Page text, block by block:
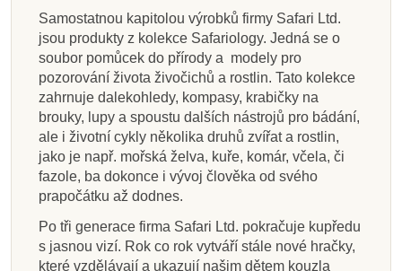
Samostatnou kapitolou výrobků firmy Safari Ltd.
jsou produkty z kolekce Safariology. Jedná se o
soubor pomůcek do přírody a modely pro
pozorování života živočichů a rostlin. Tato kolekce
zahrnuje dalekohledy, kompasy, krabičky na
brouky, lupy a spoustu dalších nástrojů pro bádání,
ale i životní cykly několika druhů zvířat a rostlin,
jako je např. mořská želva, kuře, komár, včela, či
fazole, ba dokonce i vývoj člověka od svého
prapočátku až dodnes.
Po tři generace firma Safari Ltd. pokračuje kupředu
s jasnou vizí. Rok co rok vytváří stále nové hračky,
které vzdělávají a ukazují našim dětem kouzla